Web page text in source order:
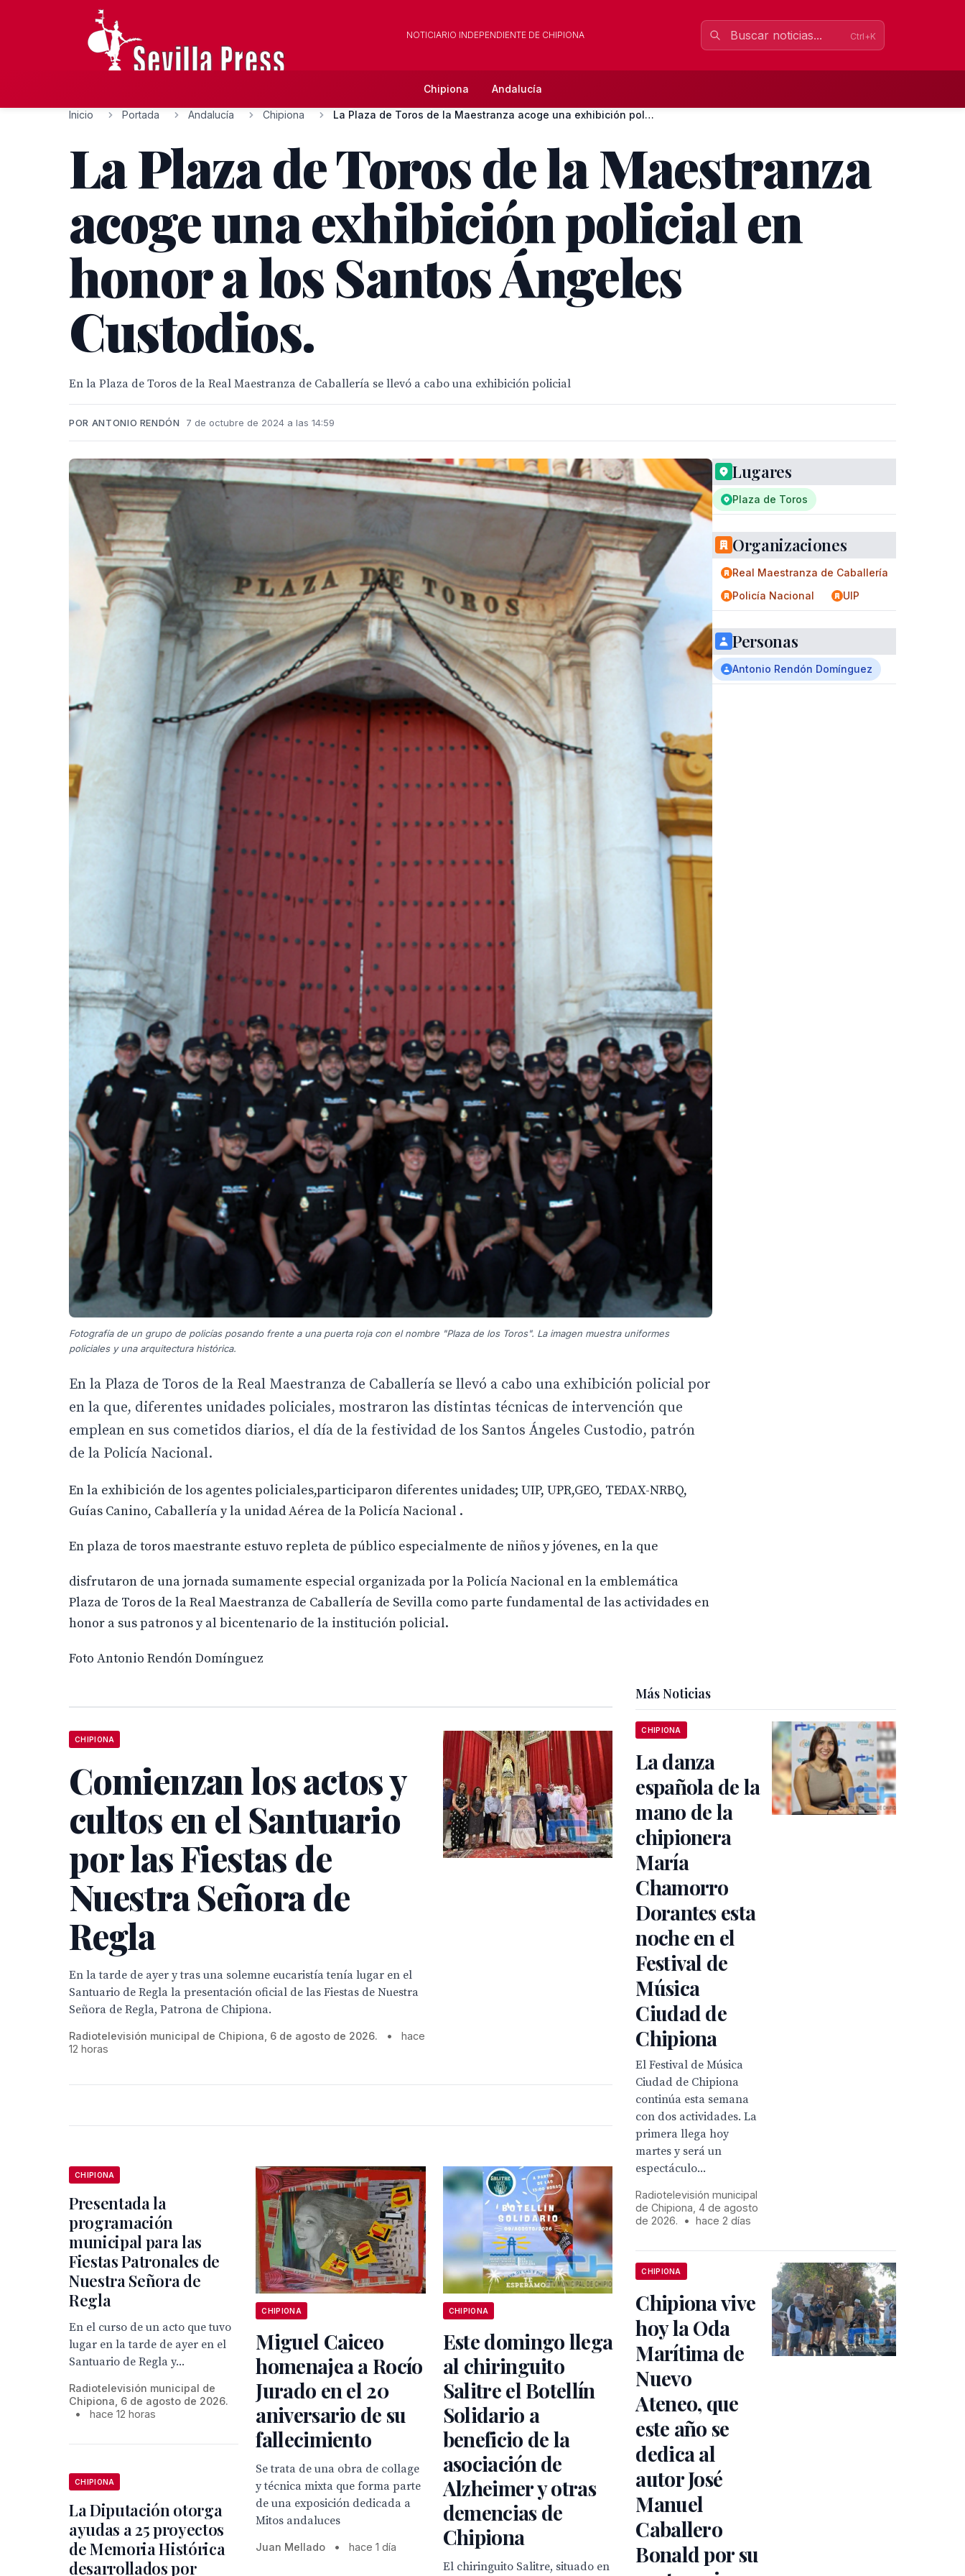
NOTICIARIO INDEPENDIENTE DE CHIPIONA Ctrl+K
Chipiona Andalucía
Inicio Portada Andalucía Chipiona La Plaza de Toros de la Maestranza acoge una exhibición poli...
La Plaza de Toros de la Maestranza
acoge una exhibición policial en
honor a los Santos Ángeles
Custodios.
En la Plaza de Toros de la Real Maestranza de Caballería se llevó a cabo una exhibición policial
POR ANTONIO RENDÓN 7 de octubre de 2024 a las 14:59
Fotografía de un grupo de policías posando frente a una puerta roja con el nombre "Plaza de los Toros". La imagen muestra uniformes
policiales y una arquitectura histórica.
En la Plaza de Toros de la Real Maestranza de Caballería se llevó a cabo una exhibición policial por
en la que, diferentes unidades policiales, mostraron las distintas técnicas de intervención que
emplean en sus cometidos diarios, el día de la festividad de los Santos Ángeles Custodio, patrón
de la Policía Nacional.
En la exhibición de los agentes policiales,participaron diferentes unidades; UIP, UPR,GEO, TEDAX-NRBQ,
Guías Canino, Caballería y la unidad Aérea de la Policía Nacional .
En plaza de toros maestrante estuvo repleta de público especialmente de niños y jóvenes, en la que
disfrutaron de una jornada sumamente especial organizada por la Policía Nacional en la emblemática
Plaza de Toros de la Real Maestranza de Caballería de Sevilla como parte fundamental de las actividades en
honor a sus patronos y al bicentenario de la institución policial.
Foto Antonio Rendón Domínguez
Lugares
Plaza de Toros
Organizaciones
Real Maestranza de Caballería
Policía Nacional
UIP
Personas
Antonio Rendón Domínguez
CHIPIONA
Comienzan los actos y
cultos en el Santuario
por las Fiestas de
Nuestra Señora de
Regla
En la tarde de ayer y tras una solemne eucaristía tenía lugar en el
Santuario de Regla la presentación oficial de las Fiestas de Nuestra
Señora de Regla, Patrona de Chipiona.
Radiotelevisión municipal de Chipiona, 6 de agosto de 2026. •
hace
12 horas
CHIPIONA
Presentada la
programación
municipal para las
Fiestas Patronales de
Nuestra Señora de
Regla
En el curso de un acto que tuvo
lugar en la tarde de ayer en el
Santuario de Regla y...
Radiotelevisión municipal de
Chipiona, 6 de agosto de 2026.
•
hace 12 horas
CHIPIONA
Miguel Caiceo
homenajea a Rocío
Jurado en el 20
aniversario de su
fallecimiento
Se trata de una obra de collage
y técnica mixta que forma parte
de una exposición dedicada a
Mitos andaluces
Juan Mellado • hace 1 día
CHIPIONA
Este domingo llega
al chiringuito
Salitre el Botellín
Solidario a
beneficio de la
asociación de
Alzheimer y otras
demencias de
Chipiona
El chiringuito Salitre, situado en
CHIPIONA
La Diputación otorga
ayudas a 25 proyectos
de Memoria Histórica
desarrollados por
Más Noticias
CHIPIONA
La danza
española de la
mano de la
chipionera
María
Chamorro
Dorantes esta
noche en el
Festival de
Música
Ciudad de
Chipiona
El Festival de Música
Ciudad de Chipiona
continúa esta semana
con dos actividades. La
primera llega hoy
martes y será un
espectáculo...
Radiotelevisión municipal
de Chipiona, 4 de agosto
de 2026.
• hace 2 días
CHIPIONA
Chipiona vive
hoy la Oda
Marítima de
Nuevo
Ateneo, que
este año se
dedica al
autor José
Manuel
Caballero
Bonald por su